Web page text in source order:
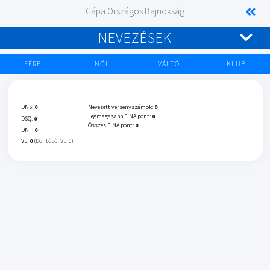
Cápa Országos Bajnokság
NEVEZÉSEK
FÉRFI NŐI VÁLTÓ KLUB
DNS: 0
DSQ: 0
DNF: 0
VL: 0 (Döntőből VL: 0)
Nevezett versenyszámok: 0
Legmagasabb FINA pont: 0
Összes FINA pont: 0